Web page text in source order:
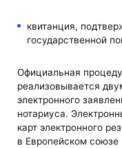
квитанция,
государственной
Официальная
реализовывается
электронного
нотариуса.
карт электронного
в Европейском союзе